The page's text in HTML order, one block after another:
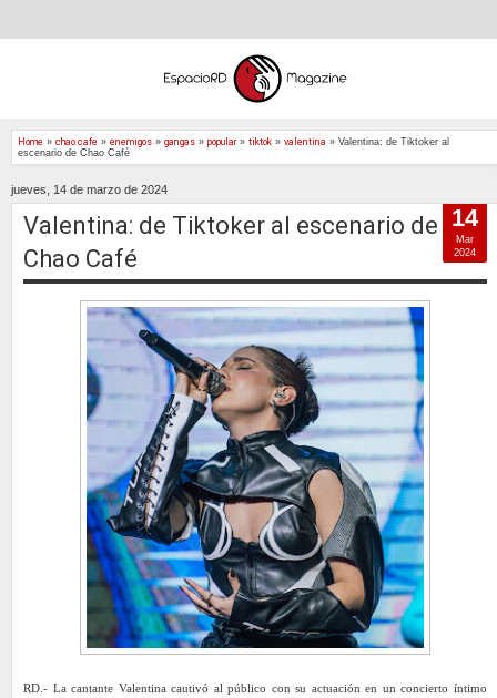
Home » chao cafe » enemigos » gangas » popular» tiktok » valentina » Valentina: de Tiktoker al
escenario de Chao Café
jueves, 14 de marzo de 2024
Valentina: de Tiktoker al escenario de
Chao Café
RD.- La cantante Valentina cautivó al público con su actuación en un concierto íntimo
14
Mar
2024